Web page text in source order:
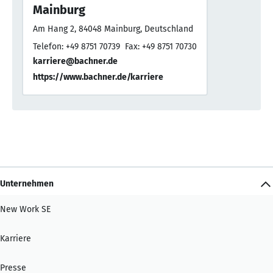
Mainburg
Am Hang 2, 84048 Mainburg, Deutschland
Telefon: +49 8751 70739 Fax: +49 8751 70730
karriere@bachner.de
https://www.bachner.de/karriere
Unternehmen
New Work SE
Karriere
Presse